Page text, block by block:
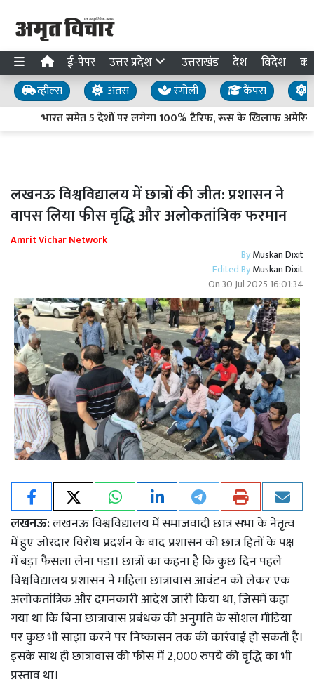
ई-पेपर उत्तर प्रदेश उत्तराखंड देश विदेश
व्हील्स अंतस रंगोली कैंपस
भारत समेत 5 देशों पर लगेगा 100% टैरिफ, रूस के खिलाफ अमेरिकी
लखनऊ विश्वविद्यालय में छात्रों की जीत: प्रशासन ने
वापस लिया फीस वृद्धि और अलोकतांत्रिक फरमान
Amrit Vichar Network
ByMuskan Dixit
Edited ByMuskan Dixit
On30 Jul 2025 16:01:34
लखनऊ:लखनऊ विश्वविद्यालय में समाजवादी छात्र सभा के नेतृत्व
में हुए जोरदार विरोध प्रदर्शन के बाद प्रशासन को छात्र हितों के पक्ष
में बड़ा फैसला लेना पड़ा। छात्रों का कहना है कि कुछ दिन पहले
विश्वविद्यालय प्रशासन ने महिला छात्रावास आवंटन को लेकर एक
अलोकतांत्रिक और दमनकारी आदेश जारी किया था, जिसमें कहा
गया था कि बिना छात्रावास प्रबंधक की अनुमति के सोशल मीडिया
पर कुछ भी साझा करने पर निष्कासन तक की कार्रवाई हो सकती है।
इसके साथ ही छात्रावास की फीस में 2,000 रुपये की वृद्धि का भी
प्रस्ताव था।